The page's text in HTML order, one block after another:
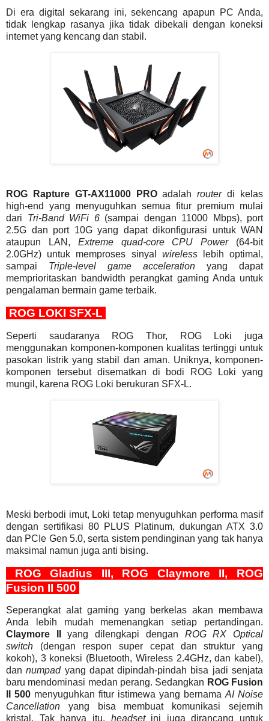
Di era digital sekarang ini, sekencang apapun PC Anda,
tidak lengkap rasanya jika tidak dibekali dengan koneksi
internet yang kencang dan stabil.
ROG Rapture GT-AX11000 PROadalahrouterdi kelas
high-end yang menyuguhkan semua fitur premium mulai
dari Tri-Band WiFi 6(sampai dengan 11000 Mbps), port
2.5G dan port 10G yang dapat dikonfigurasi untuk WAN
ataupun LAN, Extreme quad-core CPU Power(64-bit
2.0GHz) untuk memproses sinyal wireless
lebih optimal,
sampai Triple-level game acceleration yang dapat
memprioritaskan bandwidth perangkat gaming Anda untuk
pengalaman bermain game terbaik.
ROG LOKI SFX-L
Seperti saudaranya ROG Thor, ROG Loki juga
menggunakan komponen-komponen kualitas tertinggi untuk
pasokan listrik yang stabil dan aman. Uniknya, komponen-
komponen tersebut disematkan di bodi ROG Loki yang
mungil, karena ROG Loki berukuran SFX-L.
Meski berbodi imut, Loki tetap menyuguhkan performa masif
dengan sertifikasi 80 PLUS Platinum, dukungan ATX 3.0
dan PCIe Gen 5.0, serta sistem pendinginan yang tak hanya
maksimal namun juga anti bising.
ROG Gladius III, ROG Claymore II, ROG
Fusion II 500
Seperangkat alat gaming yang berkelas akan membawa
Anda lebih mudah memenangkan setiap pertandingan.
Claymore II
yang dilengkapi dengan ROG RX Optical
switch (dengan respon super cepat dan struktur yang
kokoh), 3 koneksi (Bluetooth, Wireless 2.4GHz, dan kabel),
dannumpad yang dapat dipindah-pindah bisa jadi senjata
baru mendominasi medan perang. Sedangkan ROG Fusion
II 500 menyuguhkan fitur istimewa yang bernamaAI Noise
Cancellation yang bisa membuat komunikasi sejernih
kristal. Tak hanya itu, headset ini juga dirancang untuk